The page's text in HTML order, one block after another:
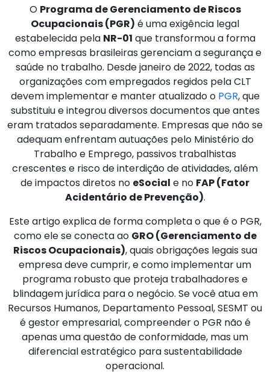
O Programa de Gerenciamento de Riscos
Ocupacionais (PGR) é uma exigência legal
estabelecida pela NR-01 que transformou a forma
como empresas brasileiras gerenciam a segurança e
saúde no trabalho. Desde janeiro de 2022, todas as
organizações com empregados regidos pela CLT
devem implementar e manter atualizado o PGR, que
substituiu e integrou diversos documentos que antes
eram tratados separadamente. Empresas que não se
adequam enfrentam autuações pelo Ministério do
Trabalho e Emprego, passivos trabalhistas
crescentes e risco de interdição de atividades, além
de impactos diretos no eSocial e no FAP (Fator
Acidentário de Prevenção).
Este artigo explica de forma completa o que é o PGR,
como ele se conecta ao GRO (Gerenciamento de
Riscos Ocupacionais), quais obrigações legais sua
empresa deve cumprir, e como implementar um
programa robusto que proteja trabalhadores e
blindagem jurídica para o negócio. Se você atua em
Recursos Humanos, Departamento Pessoal, SESMT ou
é gestor empresarial, compreender o PGR não é
apenas uma questão de conformidade, mas um
diferencial estratégico para sustentabilidade
operacional.